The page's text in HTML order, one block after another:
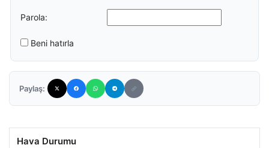
Parola:
Beni hatırla
Paylaş:
Hava Durumu